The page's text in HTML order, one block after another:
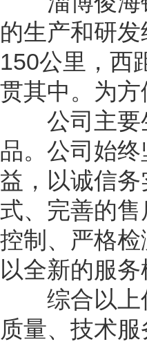
的生产和研
150公里，西
贯其中。为
公司主要生
品。公司始
益，以诚信
式、完善的
控制、严格
以全新的服
综合以上信
质量、技术